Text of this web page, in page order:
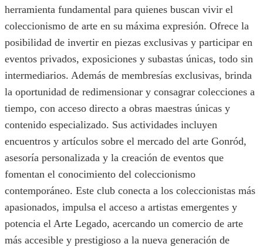
herramienta fundamental para quienes buscan vivir el
coleccionismo de arte en su máxima expresión. Ofrece la
posibilidad de invertir en piezas exclusivas y participar en
eventos privados, exposiciones y subastas únicas, todo sin
intermediarios. Además de membresías exclusivas, brinda
la oportunidad de redimensionar y consagrar colecciones a
tiempo, con acceso directo a obras maestras únicas y
contenido especializado. Sus actividades incluyen
encuentros y artículos sobre el mercado del arte Gonród,
asesoría personalizada y la creación de eventos que
fomentan el conocimiento del coleccionismo
contemporáneo. Este club conecta a los coleccionistas más
apasionados, impulsa el acceso a artistas emergentes y
potencia el Arte Legado, acercando un comercio de arte
más accesible y prestigioso a la nueva generación de